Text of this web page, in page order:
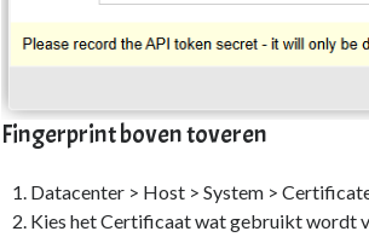
Fingerprint boven toveren
Datacenter > Host > System >
Kies het Certificaat wat gebruikt wordt